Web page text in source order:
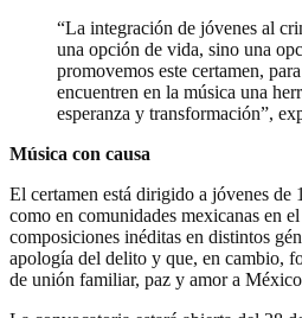
“La integración de jóvenes al
una opción de vida, sino una
promovemos este certamen,
encuentren en la música una
esperanza y transformación”,
Música con causa
El certamen está dirigido a jóvenes de
como en comunidades mexicanas en
composiciones inéditas en distintos
apología del delito y que, en cambio,
de unión familiar, paz y amor a